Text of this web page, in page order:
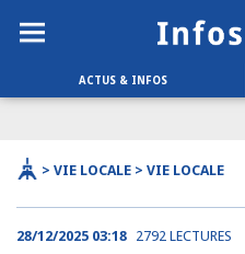
ACTUS & INFOS
> VIE LOCALE > VIE LOCALE
28/12/2025 03:18 2792 LECTURES